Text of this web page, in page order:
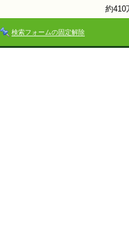
約410
検索フォームの固定解除